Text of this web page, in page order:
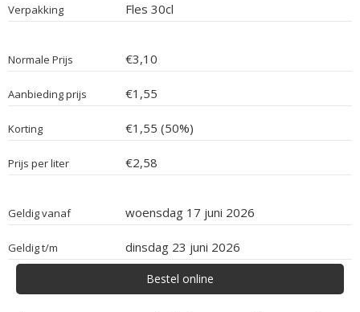
Verpakking Fles 30cl
Normale Prijs €3,10
Aanbieding prijs €1,55
Korting €1,55 (50%)
Prijs per liter €2,58
Geldig vanaf woensdag 17 juni 2026
Geldig t/m dinsdag 23 juni 2026
Bestel online